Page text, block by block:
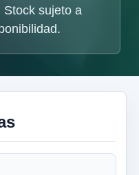
Stock sujeto a